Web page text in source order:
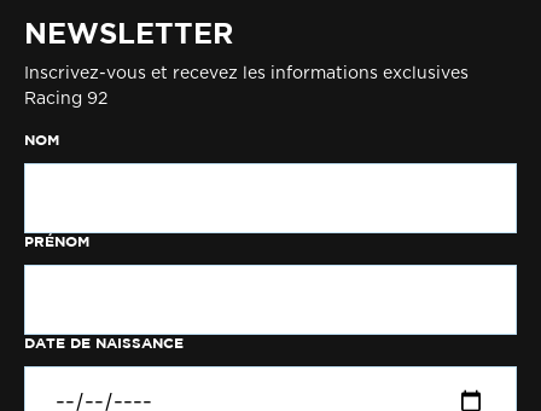
NEWSLETTER
Inscrivez-vous et recevez les informations exclusives
Racing 92
NOM
PRÉNOM
DATE DE NAISSANCE